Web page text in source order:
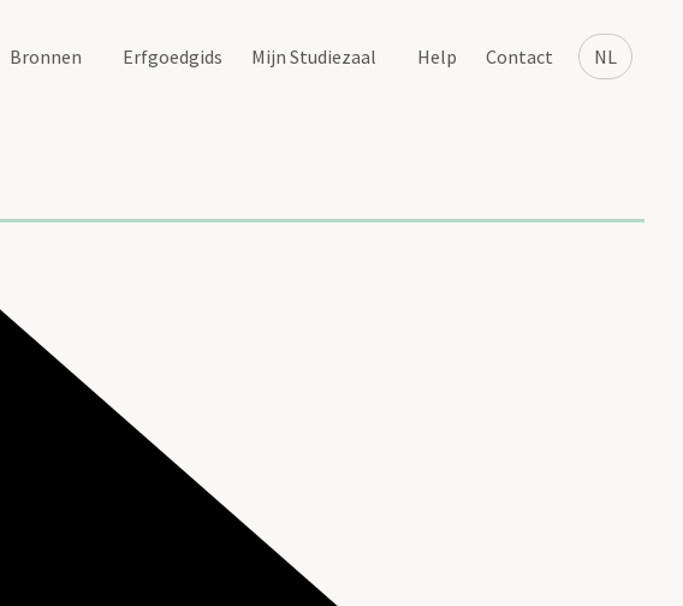
NL
Bronnen Erfgoedgids Mijn Studiezaal Help Contact